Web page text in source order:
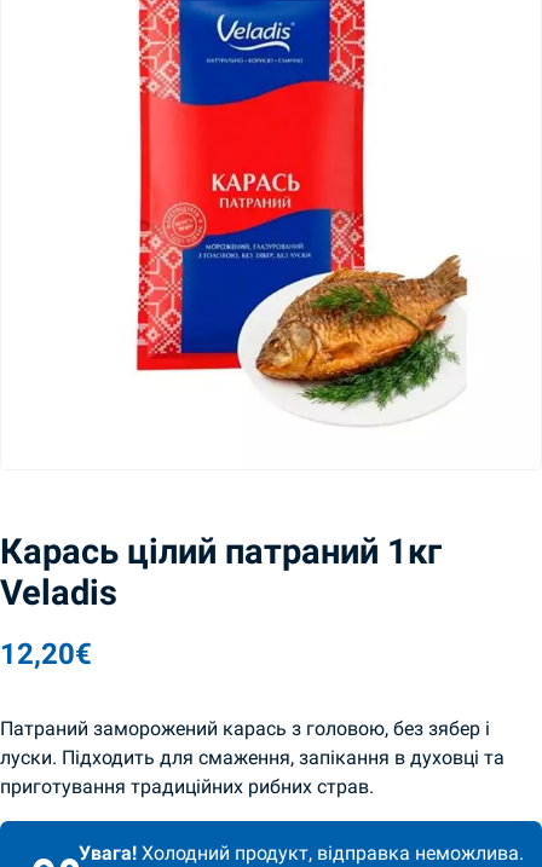
Карась цілий патраний 1кг
Veladis
12,20€
Патраний заморожений карась з головою, без зябер і
луски. Підходить для смаження, запікання в духовці та
приготування традиційних рибних страв.
Увага! Холодний продукт, відправка неможлива.